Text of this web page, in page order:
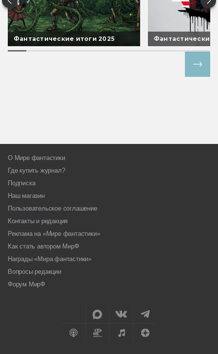
Фантастические итоги 2025 Фантастические
О Мире фантастики
Где купить журнал?
Подписка
Наш магазин
Пользовательское соглашение
Контакты и редакция
Реклама на «Мире фантастики»
Как стать автором МирФ
Награды «Мира фантастики»
Вопросы редакции
Форум МирФ